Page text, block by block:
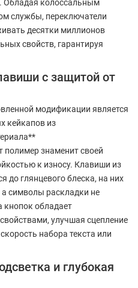
Обладая колоссальным
службы, переключатели
десятки миллионов
свойств, гарантируя
с защитой от
модификации является
кейкапов из
полимер знаменит своей
к износу. Клавиши из
до глянцевого блеска, на них
а символы раскладки не
кнопок обладает
улучшая сцепление
набора текста или
и глубокая